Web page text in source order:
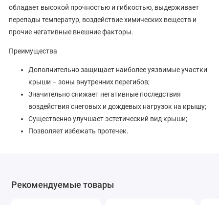
обладает высокой прочностью и гибкостью, выдерживает
перепады температур, воздействие химических веществ и
прочие негативные внешние факторы.
Преимущества
Дополнительно защищает наиболее уязвимые участки
крыши – зоны внутренних перегибов;
Значительно снижает негативные последствия
воздействия снеговых и дождевых нагрузок на крышу;
Существенно улучшает эстетический вид крыши;
Позволяет избежать протечек.
Рекомендуемые товары